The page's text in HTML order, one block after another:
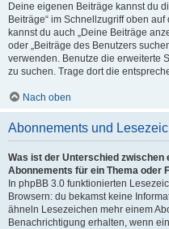
Deine eigenen Beiträge kannst du
Beiträge“ im Schnellzugriff oben
kannst du auch „Deine Beiträge
oder „Beiträge des Benutzers
verwenden. Benutze die erweiterte
zu suchen. Trage dort die
Nach oben
Abonnements und
Was ist der Unterschied zwischen
Abonnements für ein Thema oder
In phpBB 3.0 funktionierten
Browsern: du bekamst keine
ähneln Lesezeichen mehr einem
Benachrichtigung erhalten, wenn